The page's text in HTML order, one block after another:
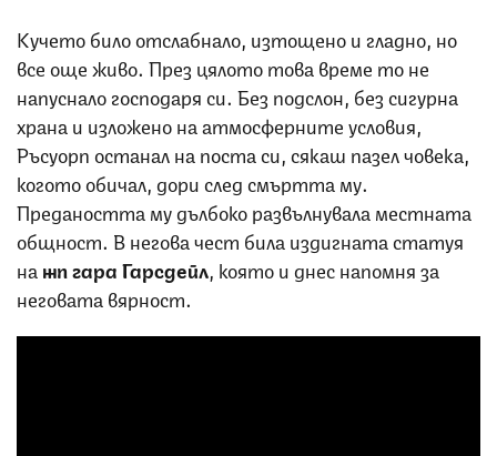
Кучето било отслабнало, изтощено и гладно, но
все още живо. През цялото това време то не
напуснало господаря си. Без подслон, без сигурна
храна и изложено на атмосферните условия,
Ръсуорп останал на поста си, сякаш пазел човека,
когото обичал, дори след смъртта му.
Предаността му дълбоко развълнувала местната
общност. В негова чест била издигната статуя
на жп гара Гарсдейл , която и днес напомня за
неговата вярност.